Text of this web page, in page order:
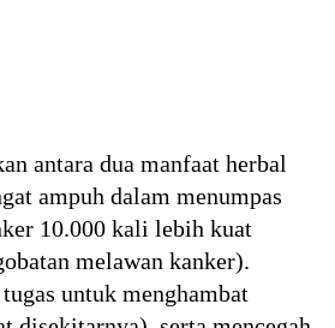
antara dua manfaat herbal
ampuh dalam menumpas
10.000 kali lebih kuat
melawan kanker).
untuk menghambat